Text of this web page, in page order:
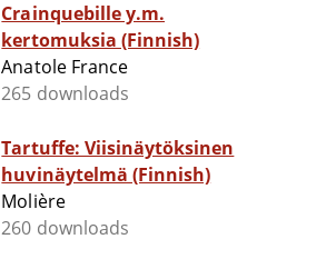
Crainquebille y.m.
kertomuksia (Finnish)
Anatole France
265 downloads
Tartuffe: Viisinäytöksinen
huvinäytelmä (Finnish)
Molière
260 downloads